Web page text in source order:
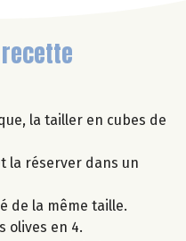
recette
la tailler en cubes de
la réserver dans un
de la même taille.
olives en 4.